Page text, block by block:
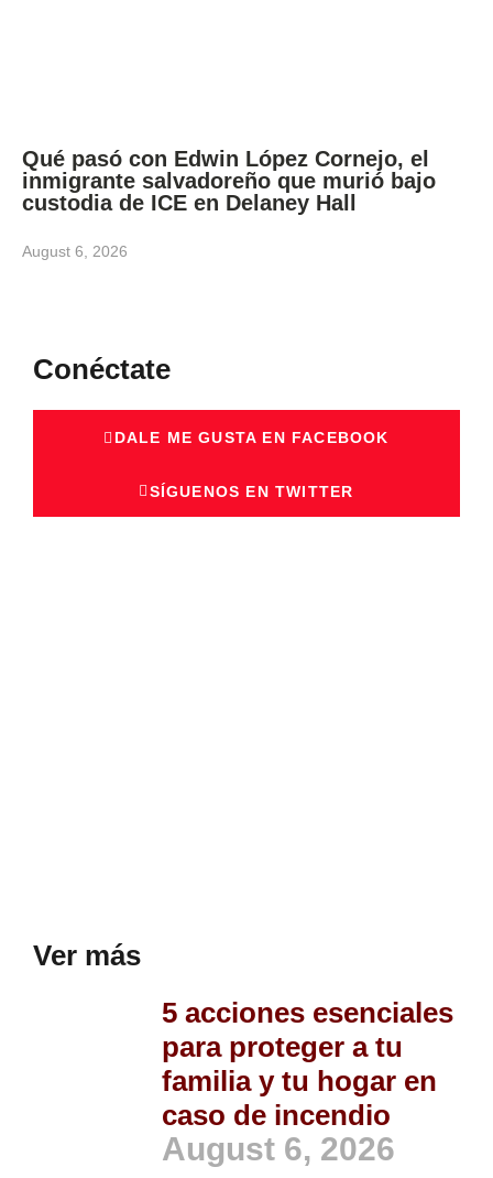
Qué pasó con Edwin López Cornejo, el
inmigrante salvadoreño que murió bajo
custodia de ICE en Delaney Hall
August 6, 2026
Conéctate
DALE ME GUSTA EN FACEBOOK
SÍGUENOS EN TWITTER
Ver más
5 acciones esenciales
para proteger a tu
familia y tu hogar en
caso de incendio
August 6, 2026